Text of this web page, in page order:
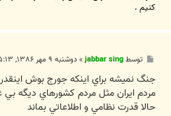
کنیم .
ت
توسطjabbar sing
»دوشنبه ۹ مهر ۱۳۸۶, ۵:۱۳ ب.ظ
جنگ نميشه براي اينکه جورج بوش
مردم ايران مثل مردم کشورهاي ديگه
حالا قدرت نظامي و اطلاعاتي بماند